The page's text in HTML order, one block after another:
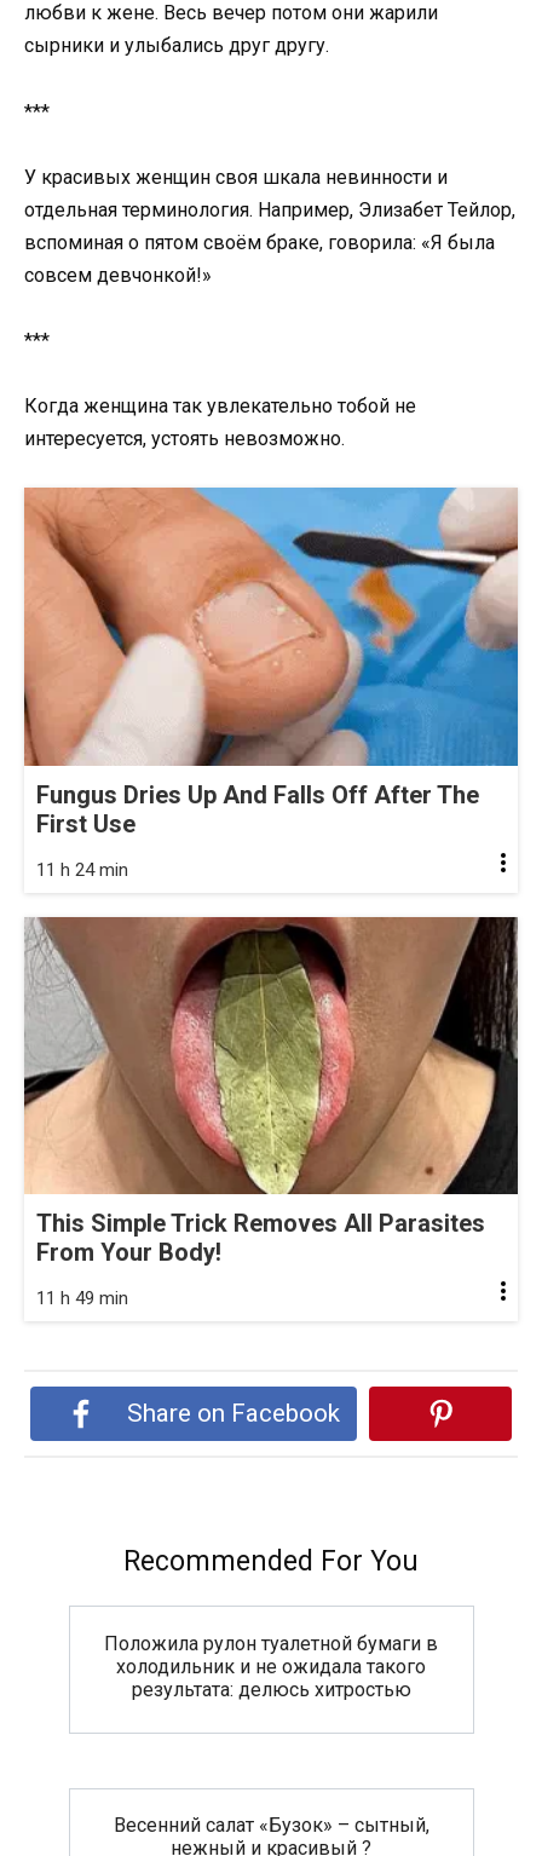
любви к жене. Весь вечер потом они жарили
сырники и улыбались друг другу.
***
У красивых женщин своя шкала невинности и
отдельная терминология. Например, Элизабет Тейлор,
вспоминая о пятом своём браке, говорила: «Я была
совсем девчонкой!»
***
Когда женщина так увлекательно тобой не
интересуется, устоять невозможно.
Fungus Dries Up And Falls Off After The
First Use
11 h 24 min
This Simple Trick Removes All Parasites
From Your Body!
11 h 49 min
Share on Facebook
Recommended For You
Положила рулон туалетной бумаги в
холодильник и не ожидала такого
результата: делюсь хитростью
Весенний салат «Бузок» – сытный,
нежный и красивый ?